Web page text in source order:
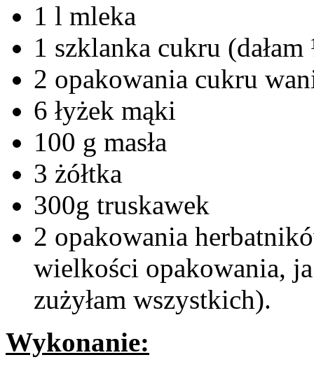
1 l mleka
1 szklanka cukru
2 opakowania cukru
6 łyżek mąki
100 g masła
3 żółtka
300g truskawek
2 opakowania
wielkości opakowania,
zużyłam wszystkich).
Wykonanie: